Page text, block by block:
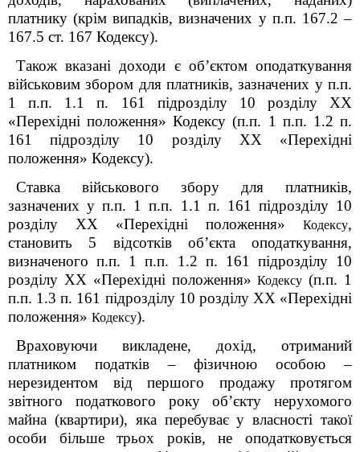
платнику (крім випадків, визначених у п.п. 167.2 –
167.5 ст. 167 Кодексу).
Також вказані доходи є об’єктом оподаткування
військовим збором для платників, зазначених у п.п.
1 п.п. 1.1 п. 161
підрозділу 10 розділу XX
«Перехідні положення» Кодексу (п.п. 1 п.п. 1.2 п.
161
підрозділу 10 розділу XX «Перехідні
положення» Кодексу).
Ставка військового збору для платників,
зазначених у п.п. 1 п.п. 1.1 п. 161
підрозділу 10
розділу XX «Перехідні положення»
Кодексу,
становить 5 відсотків об’єкта оподаткування,
визначеного п.п. 1 п.п. 1.2 п. 161
підрозділу 10
розділу XX «Перехідні положення»Кодексу (п.п. 1
п.п. 1.3 п. 161 підрозділу 10 розділу XX «Перехідні
положення» Кодексу).
Враховуючи викладене, дохід, отриманий
платником податків – фізичною особою –
нерезидентом від першого продажу протягом
звітного податкового року об’єкту нерухомого
майна (квартири), яка перебуває у власності такої
особи більше трьох років, не оподатковується